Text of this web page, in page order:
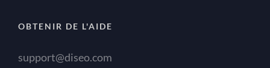
OBTENIR DE L'AIDE
support@diseo.com